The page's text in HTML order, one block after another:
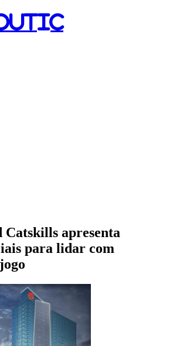
Catskills apresenta
para lidar com